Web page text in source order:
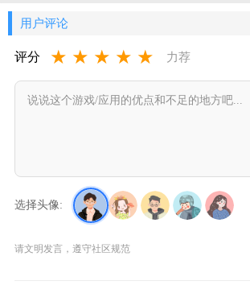
用户评论
评分 ★ ★ ★ ★ ★ 力荐
选择头像:
请文明发言，遵守社区规范